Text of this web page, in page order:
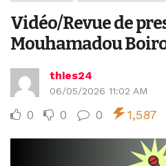
Vidéo/Revue de
Mouhamadou
thies24
06/05/2026 11:02 AM
0 0 0 1,587